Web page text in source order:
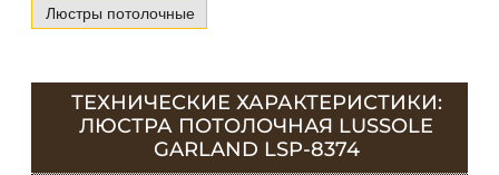
Люстры потолочные
ТЕХНИЧЕСКИЕ ХАРАКТЕРИСТИКИ:
ЛЮСТРА ПОТОЛОЧНАЯ LUSSOLE
GARLAND LSP-8374